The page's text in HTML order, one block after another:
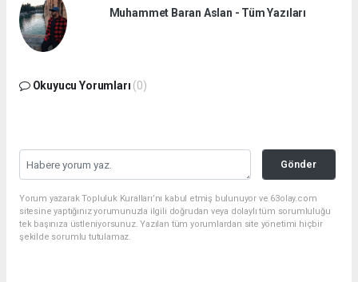
Muhammet Baran Aslan - Tüm Yazıları
Okuyucu Yorumları (0)
Gönder
Yorum yazarak Topluluk Kuralları’nı kabul etmiş bulunuyor ve 63olay.com
sitesine yaptığınız yorumunuzla ilgili doğrudan veya dolaylı tüm sorumluluğu
tek başınıza üstleniyorsunuz. Yazılan tüm yorumlardan site yönetimi hiçbir
şekilde sorumlu tutulamaz.